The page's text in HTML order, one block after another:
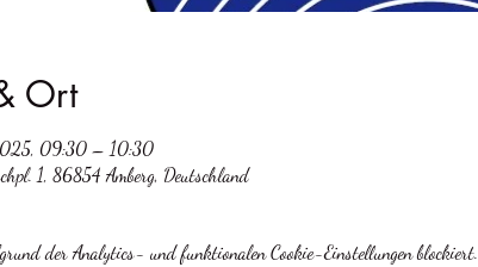
Ort
09:30 – 10:30
1, 86854 Amberg, Deutschland
der Analytics- und funktionalen Cookie-Einstellungen blockiert.